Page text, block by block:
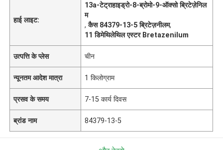
हाई लाइट:
13a-टेट्राहाइड्रो-8-ब्रोमो-9-ऑक्सो ब्रिटेज़ेनिल
म
,कैस 84379-13-5 ब्रिटेज़नीलम,
11 डिमेथिलेथिल एस्टर Bretazenilum
उत्पत्ति के प्लेस चीन
न्यूनतम आदेश मात्रा 1 किलोग्राम
प्रसव के समय 7-15 कार्य दिवस
ब्रांड नाम 84379-13-5